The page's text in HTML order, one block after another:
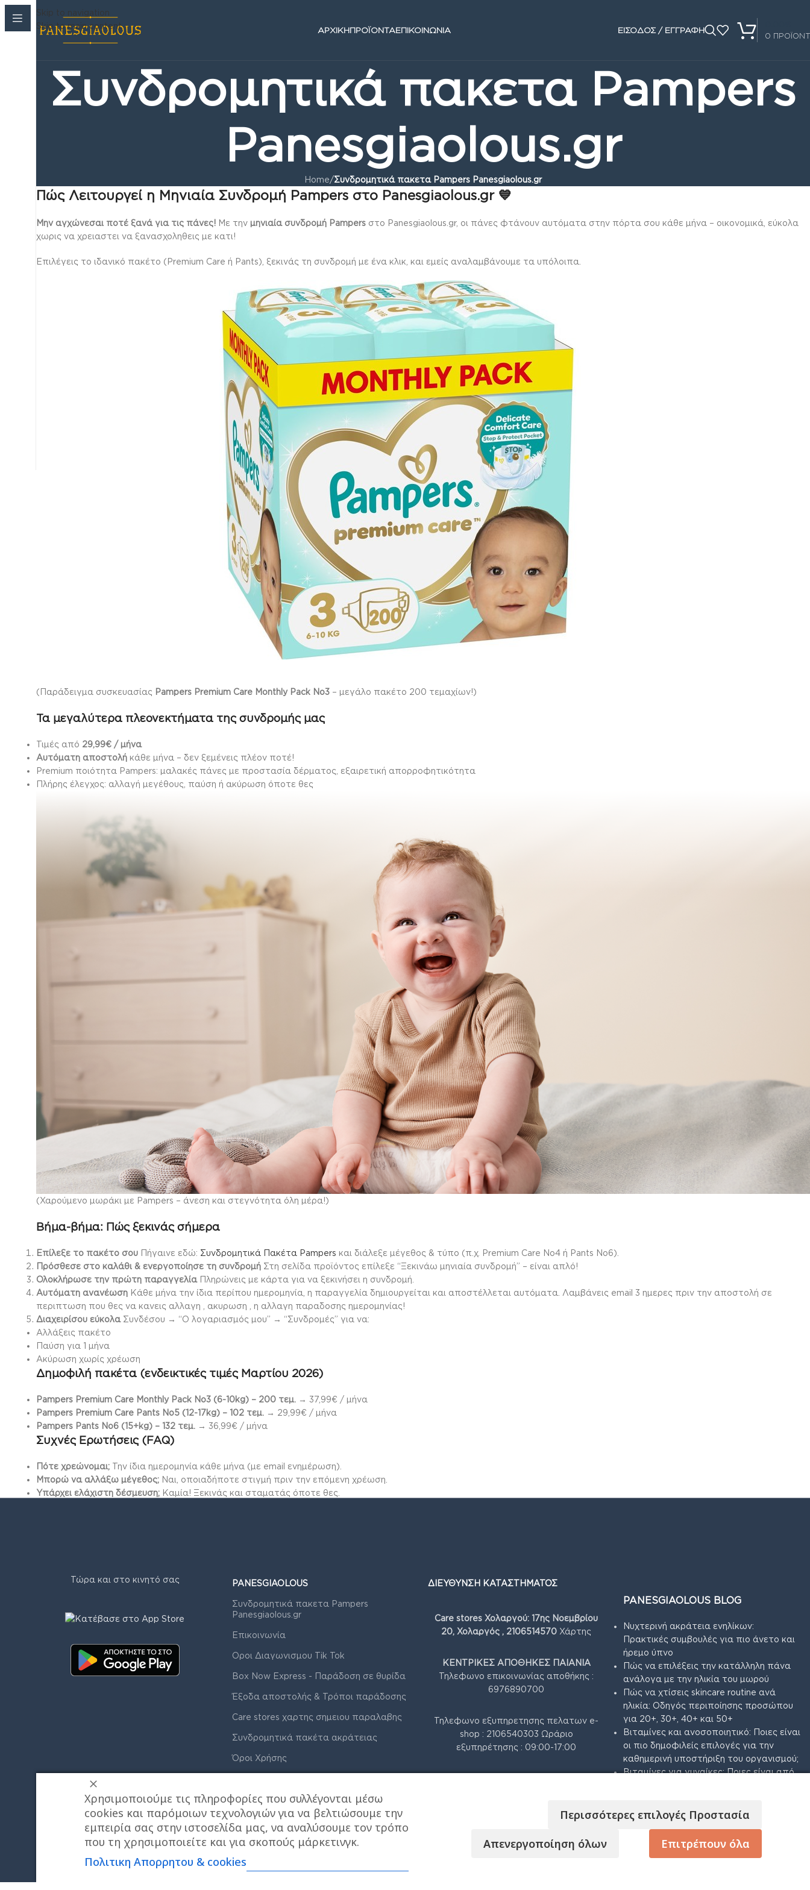
Skip to navigation
Skip to main content
ΑΡΧΙΚΗΠΡΟΪΟΝΤΑΕΠΙΚΟΙΝΩΝΙΑ ΕΙΣΟΔΟΣ / ΕΓΓΡΑΦΗ
0
Συνδρομητικά πακετα Pampers
Panesgiaolous.gr
Home/Συνδρομητικά πακετα Pampers Panesgiaolous.gr
Πώς Λειτουργεί η Μηνιαία Συνδρομή Pampers στο Panesgiaolous.gr 💙
Μην αγχώνεσαι ποτέ ξανά για τις πάνες! Με την μηνιαία συνδρομή Pampers στο Panesgiaolous.gr, οι πάνες φτάνουν αυτόματα στην πόρτα σου κάθε μήνα – οικονομικά, εύκολα
χωρις να χρειαστει να ξανασχοληθεις με κατι!
Επιλέγεις το ιδανικό πακέτο (Premium Care ή Pants), ξεκινάς τη συνδρομή με ένα κλικ, και εμείς αναλαμβάνουμε τα υπόλοιπα.
(Παράδειγμα συσκευασίας Pampers Premium Care Monthly Pack Νο3 – μεγάλο πακέτο 200 τεμαχίων!)
Τα μεγαλύτερα πλεονεκτήματα της συνδρομής μας
Τιμές από 29,99€ / μήνα
Αυτόματη αποστολή κάθε μήνα – δεν ξεμένεις πλέον ποτέ!
Premium ποιότητα Pampers: μαλακές πάνες με προστασία δέρματος, εξαιρετική απορροφητικότητα
Πλήρης έλεγχος: αλλαγή μεγέθους, παύση ή ακύρωση όποτε θες
(Χαρούμενο μωράκι με Pampers – άνεση και στεγνότητα όλη μέρα!)
Βήμα-βήμα: Πώς ξεκινάς σήμερα
Επίλεξε το πακέτο σου Πήγαινε εδώ: Συνδρομητικά Πακέτα Pampers και διάλεξε μέγεθος & τύπο (π.χ. Premium Care Νο4 ή Pants Νο6).
Πρόσθεσε στο καλάθι & ενεργοποίησε τη συνδρομή Στη σελίδα προϊόντος επίλεξε “Ξεκινάω μηνιαία συνδρομή” – είναι απλό!
Ολοκλήρωσε την πρώτη παραγγελίαΠληρώνεις με κάρτα για να ξεκινήσει η συνδρομή.
Αυτόματη ανανέωση Κάθε μήνα την ίδια περίπου ημερομηνία, η παραγγελία δημιουργείται και αποστέλλεται αυτόματα. Λαμβάνεις email 3 ημερες πριν την αποστολή σε
περιπτωση που θες να κανεις αλλαγη , ακυρωση , η αλλαγη παραδοσης ημερομηνίας!
Διαχειρίσου εύκολαΣυνδέσου → “Ο λογαριασμός μου” → “Συνδρομές” για να:
Αλλάξεις πακέτο
Παύση για 1 μήνα
Ακύρωση χωρίς χρέωση
Δημοφιλή πακέτα (ενδεικτικές τιμές Μαρτίου 2026)
Pampers Premium Care Monthly Pack Νο3 (6-10kg) – 200 τεμ. → 37,99€ / μήνα
Pampers Premium Care Pants Νο5 (12-17kg) – 102 τεμ. → 29,99€ / μήνα
Pampers Pants Νο6 (15+kg) – 132 τεμ. → 36,99€ / μήνα
Συχνές Ερωτήσεις (FAQ)
Πότε χρεώνομαι; Την ίδια ημερομηνία κάθε μήνα (με email ενημέρωση).
Μπορώ να αλλάξω μέγεθος; Ναι, οποιαδήποτε στιγμή πριν την επόμενη χρέωση.
Υπάρχει ελάχιστη δέσμευση; Καμία! Ξεκινάς και σταματάς όποτε θες.
Τώρα και στο κινητό σας
PANESGIAOLOUS
Συνδρομητικά πακετα Pampers
Panesgiaolous.gr
Επικοινωνία
Οροι Διαγωνισμου Tik Tok
Box Now Express - Παράδοση σε θυρίδα
Έξοδα αποστολής & Τρόποι παράδοσης
Care stores χαρτης σημειου παραλαβης
Συνδρομητικά πακέτα ακράτειας
Όροι Χρήσης
ΔΙΕΥΘΥΝΣΗ ΚΑΤΑΣΤΗΜΑΤΟΣ
Care stores Χολαργού: 17ης Νοεμβρίου
20, Χολαργός , 2106514570 Χάρτης
ΚΕΝΤΡΙΚΕΣ ΑΠΟΘΗΚΕΣ ΠΑΙΑΝΙΑ
Τηλεφωνο επικοινωνίας αποθήκης :
6976890700
Τηλεφωνο εξυπηρετησης πελατων e-
shop : 2106540303 Ωράριο
εξυπηρέτησης : 09:00-17:00
PANESGIAOLOUS BLOG
Νυχτερινή ακράτεια ενηλίκων:
Πρακτικές συμβουλές για πιο άνετο και
ήρεμο ύπνο
Πώς να επιλέξεις την κατάλληλη πάνα
ανάλογα με την ηλικία του μωρού
Πώς να χτίσεις skincare routine ανά
ηλικία: Οδηγός περιποίησης προσώπου
για 20+, 30+, 40+ και 50+
Βιταμίνες και ανοσοποιητικό: Ποιες είναι
οι πιο δημοφιλείς επιλογές για την
καθημερινή υποστήριξη του οργανισμού;
Βιταμίνες για γυναίκες: Ποιες είναι από
Χρησιμοποιούμε τις πληροφορίες που συλλέγονται μέσω
cookies και παρόμοιων τεχνολογιών για να βελτιώσουμε την
εμπειρία σας στην ιστοσελίδα μας, να αναλύσουμε τον τρόπο
που τη χρησιμοποιείτε και για σκοπούς μάρκετινγκ.
Πολιτικη Απορρητου & cookies
Περισσότερες επιλογές Προστασία
Απενεργοποίηση όλων
Επιτρέπουν όλα